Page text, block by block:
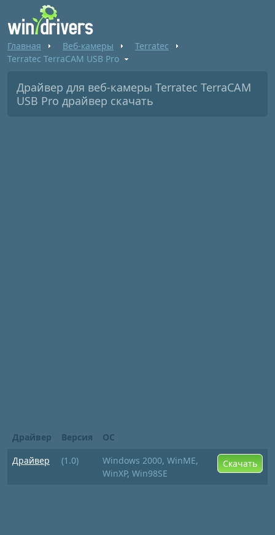
Главная Веб-камеры
Terratec
Terratec TerraCAM USB Pro
Драйвер для веб-камеры Terratec TerraCAM
USB Pro драйвер скачать
Драйвер Версия
ОС
Драйвер
(1.0)
Windows 2000, WinME,
WinXP, Win98SE
Скачать